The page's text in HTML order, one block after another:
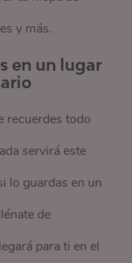
y más.
en un lugar
recuerdes todo
servirá este
lo guardas en un
de
para ti en el